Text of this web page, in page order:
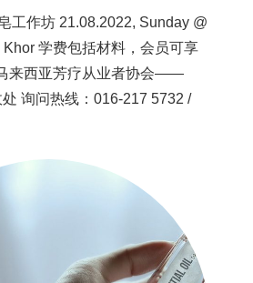
工作坊 21.08.2022, Sunday @
学费包括材料，会员可享
来西亚芳疗从业者协会——
询问热线：016-217 5732 /